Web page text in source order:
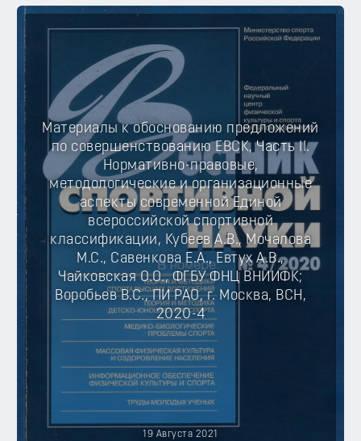
Материалы к обоснованию предложений
по совершенствованию ЕВСК, Часть II.
Нормативно-правовые,
методологические и организационные
аспекты современной Единой
всероссийской спортивной
классификации, Кубеев А.В., Мочалова
М.С., Савенкова Е.А., Евтух А.В.,
Чайковская О.О., ФГБУ ФНЦ ВНИИФК;
Воробьев В.С., ПИ РАО, г. Москва, ВСН,
2020-4
19 Августа 2021